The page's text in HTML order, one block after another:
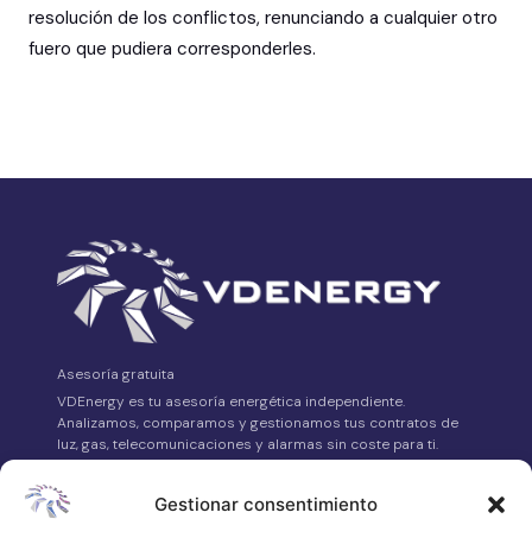
Gestionar consentimiento
resolución de los conflictos, renunciando a cualquier otro
fuero que pudiera corresponderles.
Asesoría gratuita
VDEnergy es tu asesoría energética independiente.
Analizamos, comparamos y gestionamos tus contratos de
luz, gas, telecomunicaciones y alarmas sin coste para ti.
658 315 539